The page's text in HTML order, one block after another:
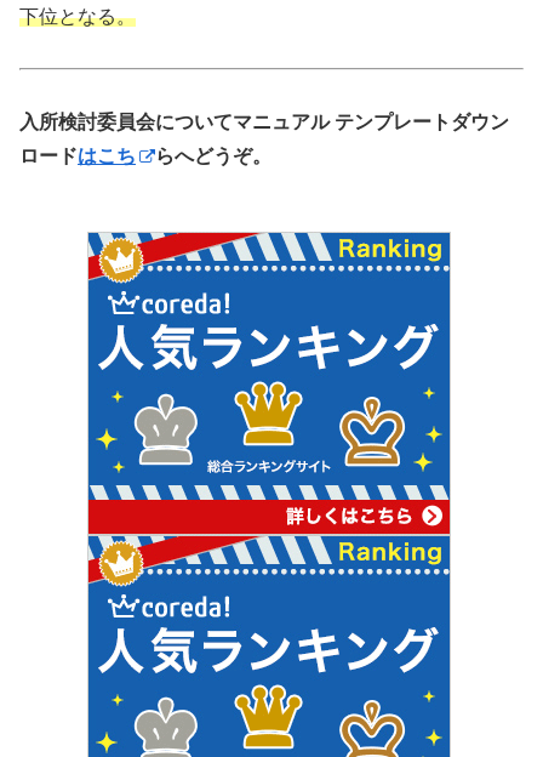
下位となる。
入所検討委員会についてマニュアル テンプレートダウン
ロードはこち らへどうぞ。